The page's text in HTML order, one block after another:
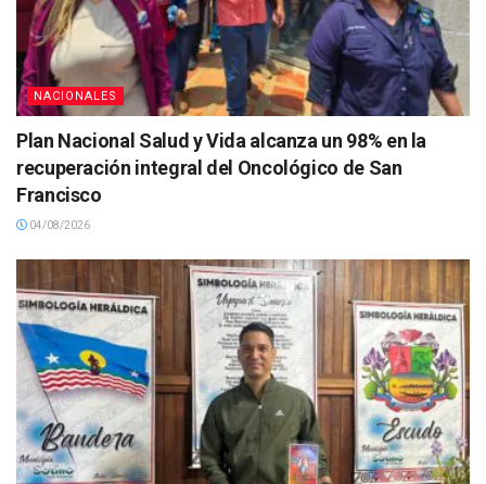
NACIONALES
Plan Nacional Salud y Vida alcanza un 98% en la
recuperación integral del Oncológico de San
Francisco
04/08/2026